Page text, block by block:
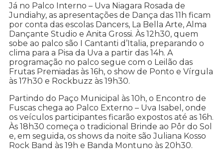
Já no Palco Interno – Uva Niagara Rosada de
Jundiahy, as apresentações de Dança das 11h ficam
por conta das escolas Dancers, La Bella Arte, Alma
Dançante Studio e Anita Grossi. Às 12h30, quem
sobe ao palco são I Cantanti d’Italia, preparando o
clima para a Pisa da Uva a partir das 14h. A
programação no palco segue com o Leilão das
Frutas Premiadas às 16h, o show de Ponto e Vírgula
às 17h30 e Rockbuzz às 19h30.
Partindo do Paço Municipal às 10h, o Encontro de
Fuscas chega ao Palco Externo – Uva Isabel, onde
os veículos participantes ficarão expostos até as 16h.
Às 18h30 começa o tradicional Brinde ao Pôr do Sol
e, em seguida, os shows da noite são Juliana Kosso
Rock Band às 19h e Banda Montuno às 20h30.